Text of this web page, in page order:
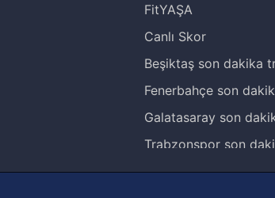
FitYAŞA
Canlı Skor
Beşiktaş son dakika
Fenerbahçe son
Galatasaray son
Trabzonspor son